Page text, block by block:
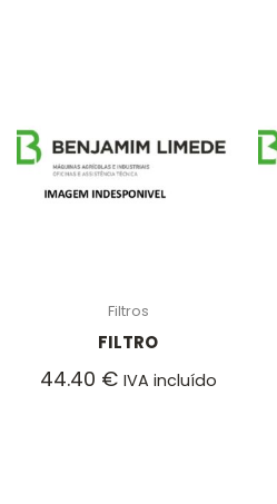
Filtros
FILTRO
44.40 € IVA incluído